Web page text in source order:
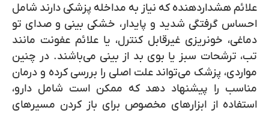
علائم هشداردهنده که نیاز به مداخله پزشکی دارند شامل
احساس گرفتگی شدید و پایدار، خشکی بینی و صدای تو
دماغی، خونریزی غیرقابل کنترل، یا علا‌ئم عفونت مانند
تب، ترشحات سبز یا بوی بد از بینی می‌باشند. در چنین
مواردی، پزشک می‌تواند علت اصلی را بررسی کرده و درمان
مناسب را پیشنهاد دهد که ممکن است شامل دارو،
استفاده از ابزارهای مخصوص برای باز کردن مسیرهای